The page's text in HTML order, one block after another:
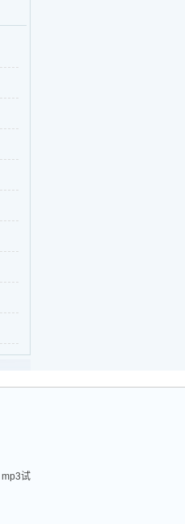
mp3试